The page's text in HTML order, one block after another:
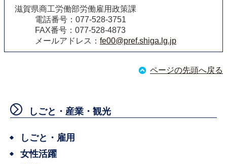
滋賀県商工労働部労働雇用政策課
電話番号：077-528-3751
FAX番号：077-528-4873
メールアドレス： fe00@pref.shiga.lg.jp
ページの先頭へ戻る
しごと・産業・観光
しごと・雇用
女性活躍